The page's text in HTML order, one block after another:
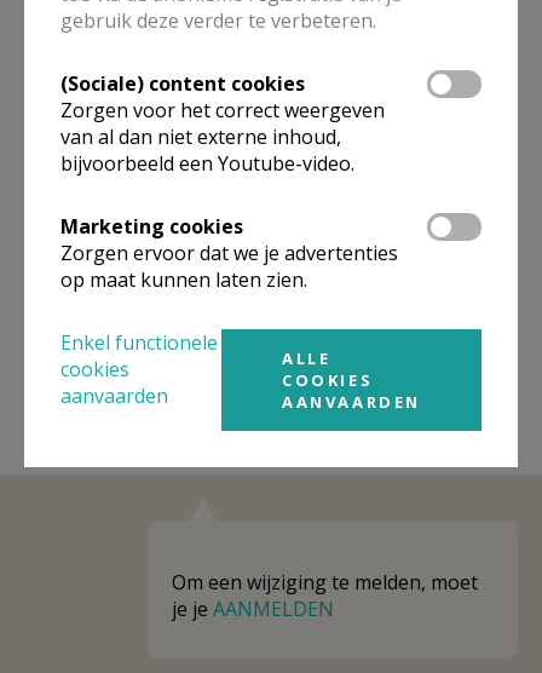
In deze kerk vinden geen weekendvieringen plaats. Via de
onderstaande lijst kan je het aanbod van kerken in de buurt
Omgeving
Niet gevonden wat je zocht? Hier vind je
links naar kerken, eventueel van andere
organisaties, in de buurt.
Kerken in of nabijHamme (O.-Vl.)
Om een wijziging te melden, moet
je je AANMELDEN
gebruik deze verder te verbeteren.
(Sociale) content cookies
Zorgen voor het correct weergeven
van al dan niet externe inhoud,
bijvoorbeeld een Youtube-video.
Marketing cookies
Zorgen ervoor dat we je advertenties
op maat kunnen laten zien.
Enkel functionele
cookies
aanvaarden
ALLE
COOKIES
AANVAARDEN